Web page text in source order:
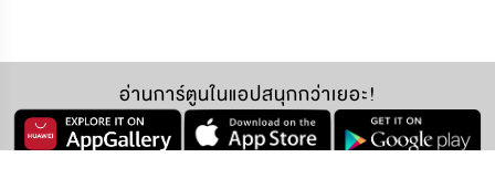
อ่านการ์ตูนในแอปสนุกกว่าเยอะ!